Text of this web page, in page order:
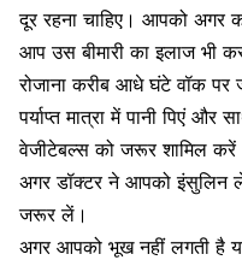
दूर रहना चाहिए। आपको अगर
आप उस बीमारी का इलाज भी
रोजाना करीब आधे घंटे वॉक पर
पर्याप्त मात्रा में पानी पिएं
वेजीटेबल्स को जरूर शामिल
अगर डॉक्टर ने आपको इंसुलिन
जरूर लें।
अगर आपको भूख नहीं लगती है